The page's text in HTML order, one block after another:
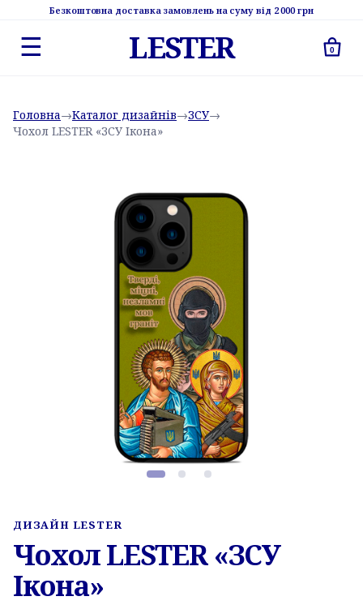
Безкоштовна доставка замовлень на суму від 2 000 грн
☰ LESTER 0
Головна→Каталог дизайнів→ЗСУ→
Чохол LESTER «ЗСУ Ікона»
ДИЗАЙН LESTER
Чохол LESTER «ЗСУ
Ікона»